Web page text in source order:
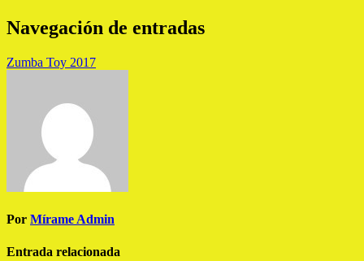
Navegación de entradas
Zumba Toy 2017
Por Mírame Admin
Entrada relacionada